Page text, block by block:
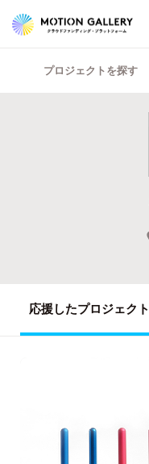
プロジェクトを探す
応援したプロジェクト